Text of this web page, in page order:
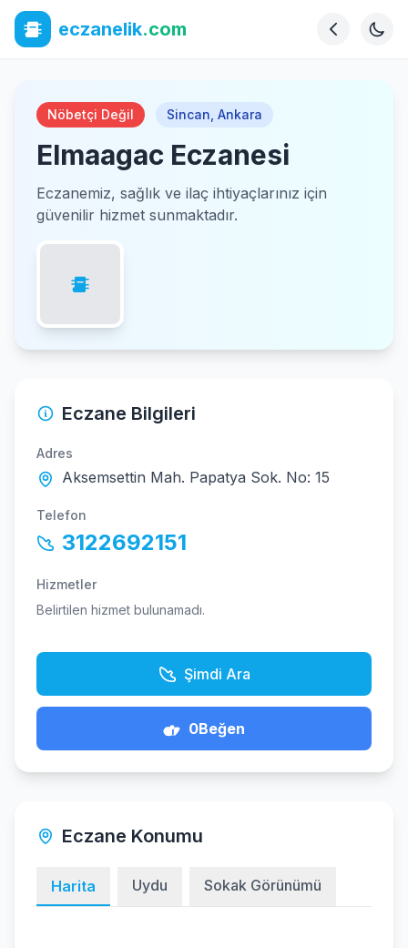
eczanelik.com
Nöbetçi Değil Sincan Ankara
Elmaagac Eczanesi
Eczanemiz, sağlık ve ilaç ihtiyaçlarınız için
güvenilir hizmet sunmaktadır.
Eczane Bilgileri
Adres
Aksemsettin Mah. Papatya Sok. No: 15
Telefon
3122692151
Hizmetler
Belirtilen hizmet bulunamadı.
Şimdi Ara
0Beğen
Eczane Konumu
Harita Uydu Sokak Görünümü